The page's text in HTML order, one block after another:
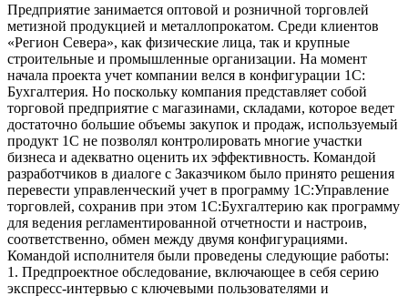
Предприятие занимается оптовой и розничной торговлей
метизной продукцией и металлопрокатом. Среди клиентов
«Регион Севера», как физические лица, так и крупные
строительные и промышленные организации. На момент
начала проекта учет компании велся в конфигурации 1С:
Бухгалтерия. Но поскольку компания представляет собой
торговой предприятие с магазинами, складами, которое ведет
достаточно большие объемы закупок и продаж, используемый
продукт 1С не позволял контролировать многие участки
бизнеса и адекватно оценить их эффективность. Командой
разработчиков в диалоге с Заказчиком было принято решения
перевести управленческий учет в программу 1С:Управление
торговлей, сохранив при этом 1С:Бухгалтерию как программу
для ведения регламентированной отчетности и настроив,
соответственно, обмен между двумя конфигурациями.
Командой исполнителя были проведены следующие работы:
1. Предпроектное обследование, включающее в себя серию
экспресс-интервью с ключевыми пользователями и